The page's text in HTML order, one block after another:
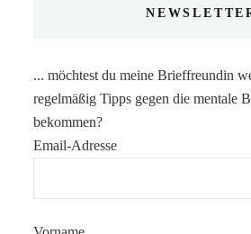
... möchtest du meine Brieffreundin
regelmäßig Tipps gegen die mentale
bekommen?
Email-Adresse